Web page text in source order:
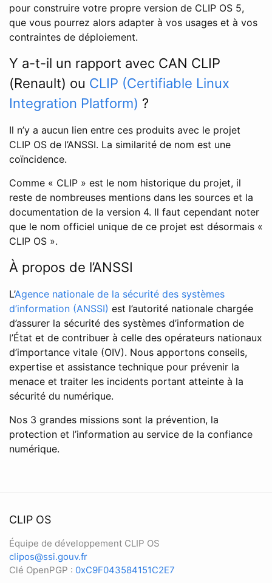
pour construire votre propre version de CLIP OS 5,
que vous pourrez alors adapter à vos usages et à vos
contraintes de déploiement.
Y a-t-il un rapport avec CAN CLIP
(Renault) ou CLIP (Certifiable Linux
Integration Platform) ?
Il n’y a aucun lien entre ces produits avec le projet
CLIP OS de l’ANSSI. La similarité de nom est une
coïncidence.
Comme « CLIP » est le nom historique du projet, il
reste de nombreuses mentions dans les sources et la
documentation de la version 4. Il faut cependant noter
que le nom officiel unique de ce projet est désormais «
CLIP OS ».
À propos de l’ANSSI
L’Agence nationale de la sécurité des systèmes
d’information (ANSSI) est l’autorité nationale chargée
d’assurer la sécurité des systèmes d’information de
l’État et de contribuer à celle des opérateurs nationaux
d’importance vitale (OIV). Nous apportons conseils,
expertise et assistance technique pour prévenir la
menace et traiter les incidents portant atteinte à la
sécurité du numérique.
Nos 3 grandes missions sont la prévention, la
protection et l’information au service de la confiance
numérique.
CLIP OS
Équipe de développement CLIP OS
clipos@ssi.gouv.fr
Clé OpenPGP : 0xC9F043584151C2E7